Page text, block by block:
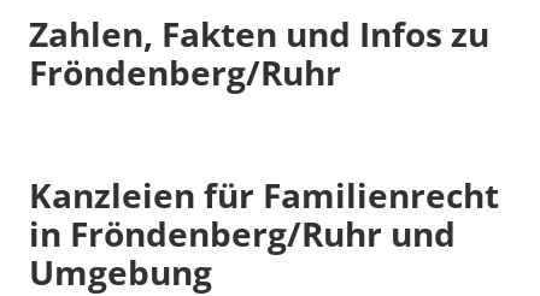
Zahlen, Fakten und Infos zu
Fröndenberg/Ruhr
Kanzleien für Familienrecht
in Fröndenberg/Ruhr und
Umgebung